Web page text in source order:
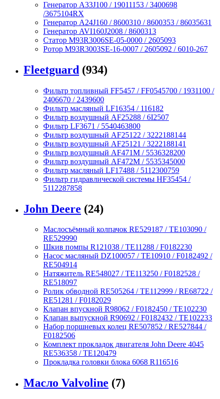
Генератор A33J100 / 19011153 / 3400698
/3675104RX
Генератор A24J160 / 8600310 / 8600353 / 86035631
Генератор AVI160J2008 / 8600313
Статор M93R3006SE-05-0000 / 2605093
Ротор M93R3003SE-16-0007 / 2605092 / 6010-267
Fleetguard (934)
Фильтр топливный FF5457 / FF0545700 / 1931100 /
2406670 / 2439600
Фильтр масляный LF16354 / 116182
Фильтр воздушный AF25288 / 6I2507
Фильтр LF3671 / 5540463800
Фильтр воздушный AF25122 / 3222188144
Фильтр воздушный AF25121 / 3222188141
Фильтр воздушный AF471M / 5536328200
Фильтр воздушный AF472M / 5535345000
Фильтр масляный LF17488 / 5112300759
Фильтр гидравлической системы HF35454 /
5112287858
John Deere (24)
Маслосъёмный колпачок RE529187 / TE103090 /
RE529990
Шкив помпы R121038 / TE11288 / F0182230
Насос масляный DZ100057 / TE10910 / F0182492 /
RE504914
Натяжитель RE548027 / TE113250 / F0182528 /
RE518097
Ролик обводной RE505264 / TE112999 / RE68722 /
RE51281 / F0182029
Клапан впускной R98062 / F0182450 / TE102230
Клапан выпускной R90692 / F0182432 / TE102233
Набор поршневых колец RE507852 / RE527844 /
F0182506
Комплект прокладок двигателя John Deere 4045
RE536358 / TE120479
Прокладка головки блока 6068 R116516
Масло Valvoline (7)